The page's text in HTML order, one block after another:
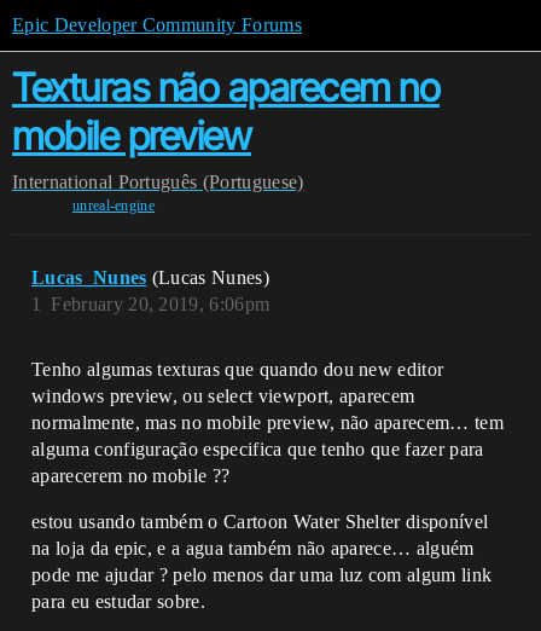
Epic Developer Community Forums
Texturas não aparecem no
mobile preview
International Português (Portuguese)
unreal-engine
Lucas_Nunes (Lucas Nunes)
February 20, 2019, 6:06pm
1
Tenho algumas texturas que quando dou new editor
windows preview, ou select viewport, aparecem
normalmente, mas no mobile preview, não aparecem… tem
alguma configuração especifica que tenho que fazer para
aparecerem no mobile ??
estou usando também o Cartoon Water Shelter disponível
na loja da epic, e a agua também não aparece… alguém
pode me ajudar ? pelo menos dar uma luz com algum link
para eu estudar sobre.